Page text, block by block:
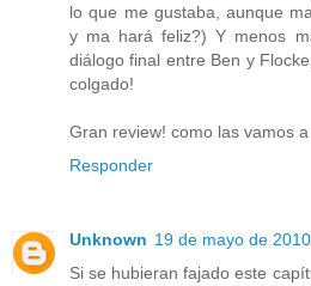
lo que me gustaba, aunque
y ma hará feliz?) Y menos
diálogo final entre Ben y
colgado!
Gran review! como las vamos
Responder
Unknown 19 de mayo de
Si se hubieran fajado este